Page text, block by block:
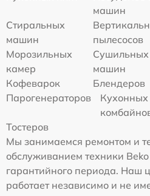
машин
Стиральных
машин
пылесосов
Морозильных
камер
Сушильных
машин
Кофеварок
Блендеров
Парогенераторов
Кухонных
Тостеров
Мы занимаемся ремонтом и
обслуживанием техники
гарантийного периода. Наш
работает независимо и не